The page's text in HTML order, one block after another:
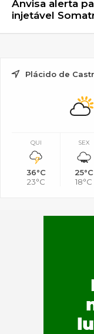
Anvisa alerta
injetável
Plácido de
QUI
36°C
23°C
SEX
25°C
18°C